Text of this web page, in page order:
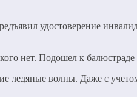
удостоверение
нет. Подошел к
волны. Даже с